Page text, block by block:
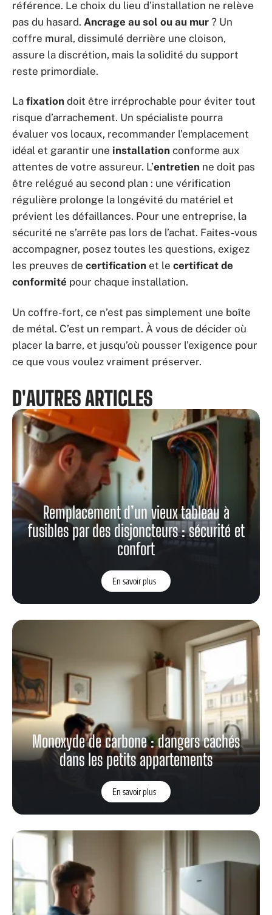
référence. Le choix du lieu d’installation ne relève
pas du hasard. Ancrage au sol ou au mur ? Un
coffre mural, dissimulé derrière une cloison,
assure la discrétion, mais la solidité du support
reste primordiale.
La fixation doit être irréprochable pour éviter tout
risque d’arrachement. Un spécialiste pourra
évaluer vos locaux, recommander l’emplacement
idéal et garantir une installation conforme aux
attentes de votre assureur. L’entretien ne doit pas
être relégué au second plan : une vérification
régulière prolonge la longévité du matériel et
prévient les défaillances. Pour une entreprise, la
sécurité ne s’arrête pas lors de l’achat. Faites-vous
accompagner, posez toutes les questions, exigez
les preuves de certification et le certificat de
conformité pour chaque installation.
Un coffre-fort, ce n’est pas simplement une boîte
de métal. C’est un rempart. À vous de décider où
placer la barre, et jusqu’où pousser l’exigence pour
ce que vous voulez vraiment préserver.
D'AUTRES ARTICLES
Remplacement d’un vieux tableau à
fusibles par des disjoncteurs : sécurité et
confort
En savoir plus
Monoxyde de carbone : dangers cachés
dans les petits appartements
En savoir plus